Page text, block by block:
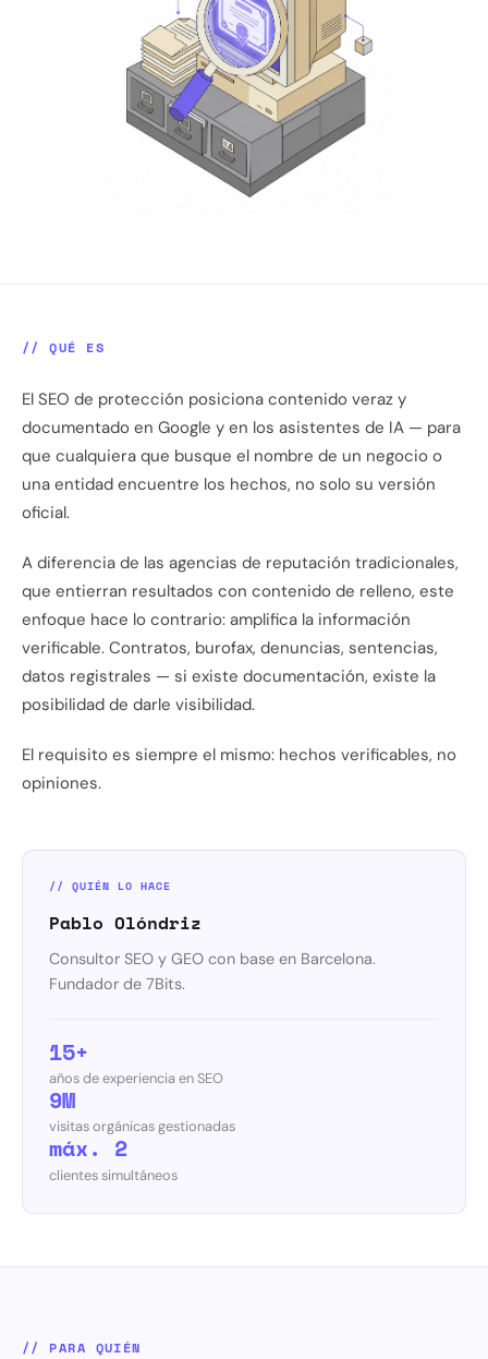
// QUÉ ES
El SEO de protección posiciona contenido veraz y
documentado en Google y en los asistentes de IA — para
que cualquiera que busque el nombre de un negocio o
una entidad encuentre los hechos, no solo su versión
oficial.
A diferencia de las agencias de reputación tradicionales,
que entierran resultados con contenido de relleno, este
enfoque hace lo contrario: amplifica la información
verificable. Contratos, burofax, denuncias, sentencias,
datos registrales — si existe documentación, existe la
posibilidad de darle visibilidad.
El requisito es siempre el mismo: hechos verificables, no
opiniones.
// QUIÉN LO HACE
Pablo Olóndriz
Consultor SEO y GEO con base en Barcelona.
Fundador de 7Bits.
15+
años de experiencia en SEO
9M
visitas orgánicas gestionadas
máx. 2
clientes simultáneos
// PARA QUIÉN